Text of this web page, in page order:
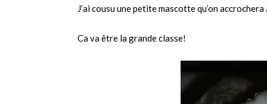
J’ai cousu une petite mascotte qu’on
Ca va être la grande classe!